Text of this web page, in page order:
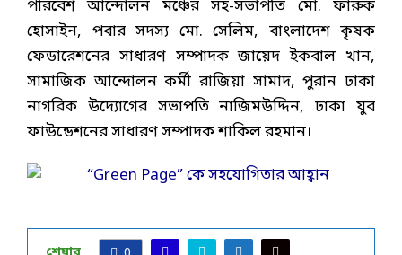
পরিবেশ আন্দোলন মঞ্চের সহ-সভাপতি মো. ফারুক
হোসাইন, পবার সদস্য মো. সেলিম, বাংলাদেশ কৃষক
ফেডারেশনের সাধারণ সম্পাদক জায়েদ ইকবাল খান,
সামাজিক আন্দোলন কর্মী রাজিয়া সামাদ, পুরান ঢাকা
নাগরিক উদ্যোগের সভাপতি নাজিমউদ্দিন, ঢাকা যুব
ফাউন্ডেশনের সাধারণ সম্পাদক শাকিল রহমান।